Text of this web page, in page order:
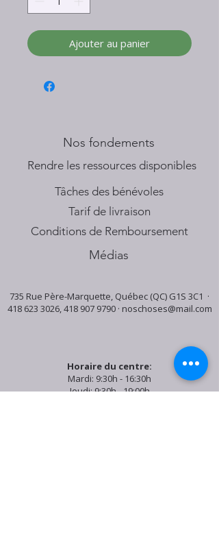
Ajouter au panier
Nos fondements
​Rendre les ressources disponibles
Tâches des bénévoles
Tarif de livraison
Conditions de Remboursement
Médias
735 Rue Père-Marquette, Québec (QC) G1S 3C1 ·
418 623 3026,418 907 9790· noschoses@mail.com
Horaire du centre:
Mardi: 9:30h - 16:30h
Jeudi: 9:30h - 19:00h